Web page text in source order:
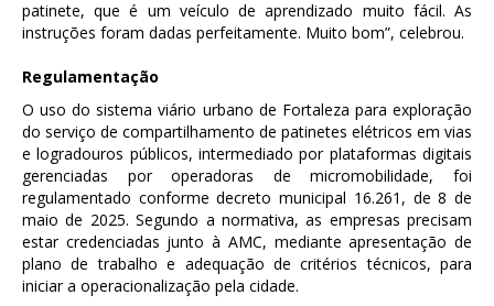
patinete, que é um veículo de aprendizado muito fácil. As
instruções foram dadas perfeitamente. Muito bom”, celebrou.
Regulamentação
O uso do sistema viário urbano de Fortaleza para exploração
do serviço de compartilhamento de patinetes elétricos em vias
e logradouros públicos, intermediado por plataformas digitais
gerenciadas por operadoras de micromobilidade, foi
regulamentado conforme decreto municipal 16.261, de 8 de
maio de 2025. Segundo a normativa, as empresas precisam
estar credenciadas junto à AMC, mediante apresentação de
plano de trabalho e adequação de critérios técnicos, para
iniciar a operacionalização pela cidade.